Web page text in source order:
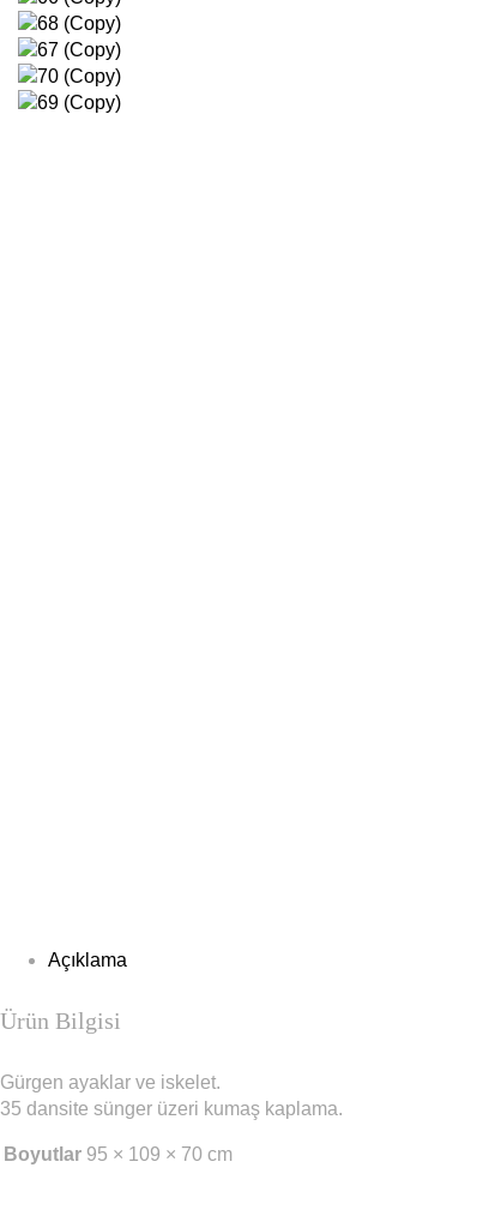
Açıklama
Ürün Bilgisi
Gürgen ayaklar ve iskelet.
35 dansite sünger üzeri kumaş kaplama.
Boyutlar 95 × 109 × 70 cm